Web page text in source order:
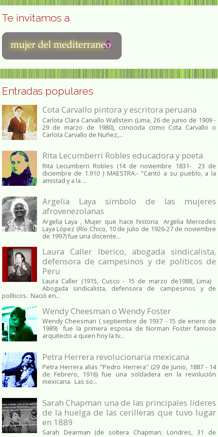
Te invitamos a
Entradas populares
Cota Carvallo pintora y escritora peruana
Carlota Clara Carvallo Wallstein (Lima, 26 de junio de 1909 -
29 de marzo de 1980), conocida como Cota Carvallo o
Carlota Carvallo de Nuñez,...
Rita Lecumberri Robles educadora y poeta
Rita Lecumberri Robles (14 de noviembre 1831- 23 de
diciembre de 1.910 ) MAESTRA.- "Cantó a su pueblo, a la
amistad y a la ...
Argelia Laya símbolo de las mujeres
afrovenezolanas
Argelia Laya , Mujer que hace historia Argelia Mercedes
Laya López (Río Chico, 10 de julio de 1926-27 de noviembre
de 1997) fue una docente...
Laura Caller Iberico, abogada sindicalista,
defensora de campesinos y de políticos de
Peru
Laura Caller (1915, Cusco - 15 de marzo de1988, Lima)
Abogada sindicalista, defensora de campesinos y de
políticos. Nació en...
Wendy Cheesman o Wendy Foster
Wendy Cheesman ( septiembre de 1937 - 15 de enero de
1989) fue la primera esposa de Norman Foster famoso
arquitecto a quien hoy la tv...
Petra Herrera revolucionaria mexicana
Petra Herrera alias "Pedro Herrera" (29 de Junio, 1887 - 14
de Febrero, 1916) fue una soldadera en la revolución
mexicana. Las so...
Sarah Chapman una de las principales líderes
de la huelga de las cerilleras que tuvo lugar
en 1889
Sarah Dearman (de soltera Chapman; Londres, 31 de